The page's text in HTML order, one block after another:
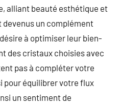
alliant beauté esthétique et
devenus un complément
à optimiser leur bien-
des cristaux choisies avec
pas à compléter votre
pour équilibrer votre flux
un sentiment de